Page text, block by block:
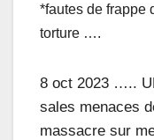
*fautes de frappe
torture ….
8 oct 2023 …..
sales menaces
massacre sur